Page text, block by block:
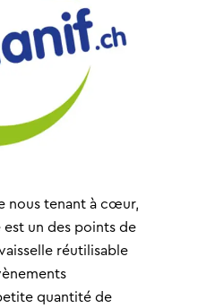
nous tenant à cœur,
est un des points de
réutilisable
quantité de